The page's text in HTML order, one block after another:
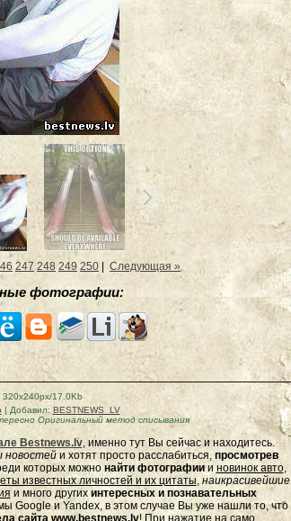
247 248 249 250 Следующая »
фотографии:
320x240px/17.0Kb
| Добавил: BESTNEWS_LV
Оригинальный метод списывания
Bestnews.lv, именно тут Вы сейчас и находитесь.
и хотят просто расслабиться, просмотрев
которых можно найти фотографиии новинок авто,
известных личностей и их цитаты,наикрасивейшие
и много других интересных и познавательных
Google и Yandex, в этом случае Вы уже нашли то, что
сайта www.bestnews.lv! При нажатие на само